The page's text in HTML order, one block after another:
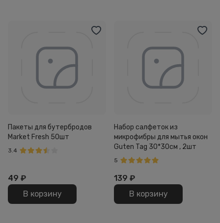
Пакеты для бутербродов
Market Fresh 50шт
3.4
49 ₽
В корзину
Набор салфеток из
микрофибры для мытья окон
Guten Tag 30*30см , 2шт
5
139 ₽
В корзину